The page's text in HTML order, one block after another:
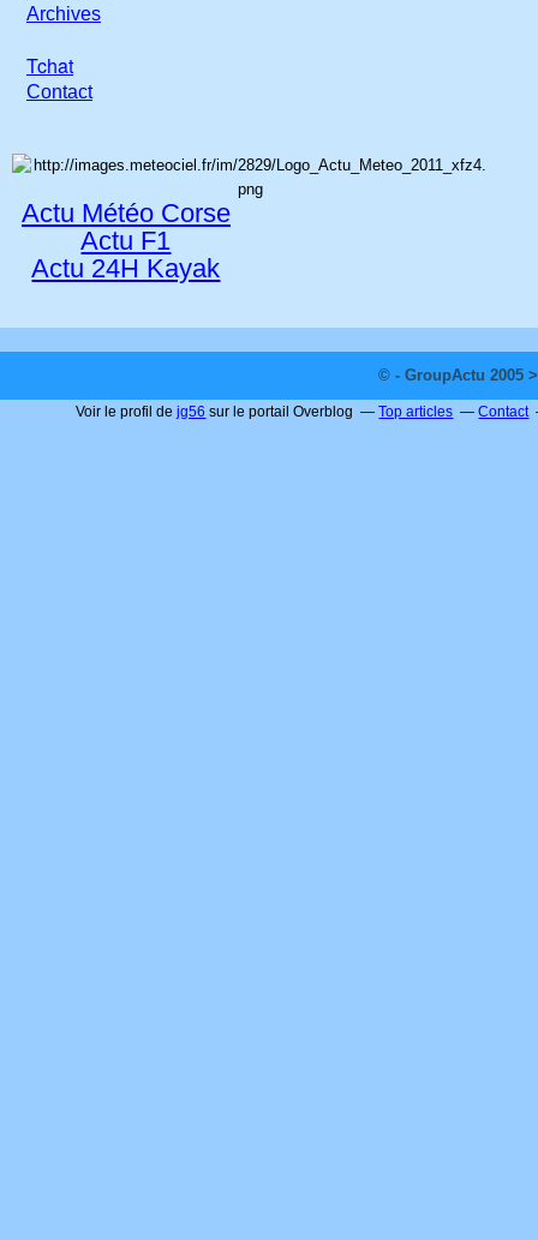
Archives
Tchat
Contact
Actu Météo Corse
Actu F1
Actu 24H Kayak
© - GroupActu 2005
Voir le profil dejg56 sur le portail Overblog Top articles Contact